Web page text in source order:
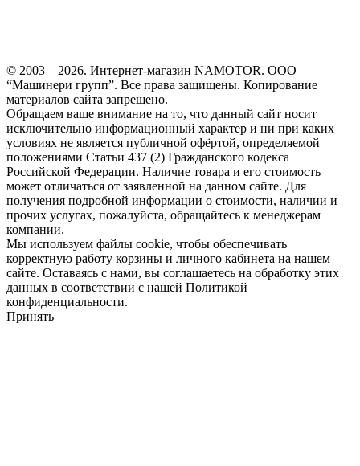
© 2003—2026. Интернет-магазин NAMOTOR. ООО
“Машинери групп”. Все права защищены. Копирование
материалов сайта запрещено.
Обращаем ваше внимание на то, что данный сайт носит
исключительно информационный характер и ни при каких
условиях не является публичной офёртой, определяемой
положениями Статьи 437 (2) Гражданского кодекса
Российской Федерации. Наличие товара и его стоимость
может отличаться от заявленной на данном сайте. Для
получения подробной информации о стоимости, наличии и
прочих услугах, пожалуйста, обращайтесь к менеджерам
компании.
Мы используем файлы cookie, чтобы обеспечивать
корректную работу корзины и личного кабинета на нашем
сайте. Оставаясь с нами, вы соглашаетесь на обработку этих
данных в соответствии с нашей Политикой
конфиденциальности.
Принять